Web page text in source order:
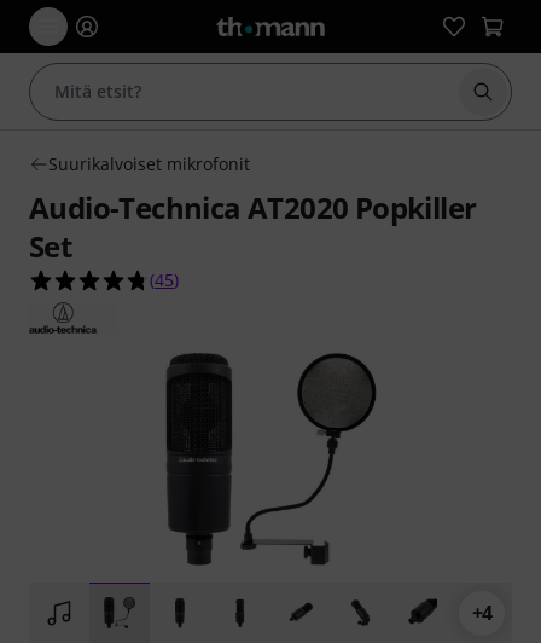
Aloita
Suurikalvoiset mikrofonit
Audio-Technica AT2020 Popkiller
Set
4.7 tähteä viidestä yhteensä 45
(45)
+4